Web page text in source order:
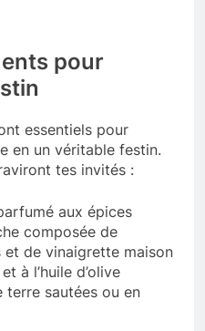
pour
essentiels pour
en un véritable festin.
tes invités :
aux épices
composée de
et de vinaigrette maison
à l’huile d’olive
terre sautées ou en